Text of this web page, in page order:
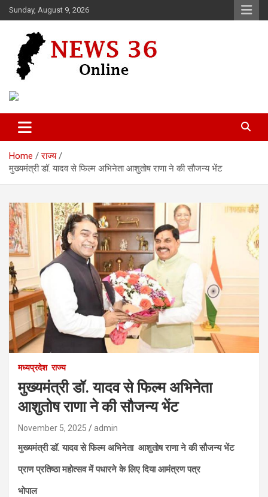
Skip
to
Sunday, August 9, 2026
News 36
Home
राज्य
मुख्यमंत्री डॉ. यादव से फिल्म अभिनेता आशुतोष राणा ने की सौजन्य भेंट
मध्यप्रदेश राज्य
मुख्यमंत्री डॉ. यादव से फिल्म अभिनेता
आशुतोष राणा ने की सौजन्य भेंट
November 5, 2025 admin
मुख्यमंत्री डॉ. यादव से फिल्म अभिनेता आशुतोष राणा ने की सौजन्य भेंट
प्राण प्रतिष्ठा महोत्सव में पधारने के लिए दिया आमंत्रण पत्र
भोपाल